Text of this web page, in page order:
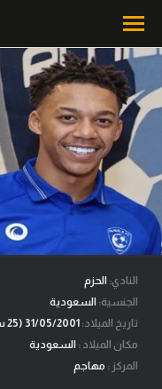
محتوى إخباري
الرئيسية
أخبار
مباريات
ميركاتو
فانتازي في الجول
مسابقة التوقعات
فيديوهات
النادي: الحزم
الجنسية: السعودية
تاريخ الميلاد:
مكان الميلاد : السعودية
المركز : مهاجم